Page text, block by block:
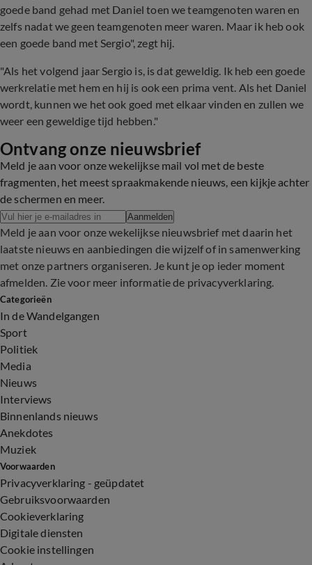
goede band gehad met Daniel toen we teamgenoten waren en
zelfs nadat we geen teamgenoten meer waren. Maar ik heb ook
een goede band met Sergio", zegt hij.
"Als het volgend jaar Sergio is, is dat geweldig. Ik heb een goede
werkrelatie met hem en hij is ook een prima vent. Als het Daniel
wordt, kunnen we het ook goed met elkaar vinden en zullen we
weer een geweldige tijd hebben."
Ontvang onze nieuwsbrief
Meld je aan voor onze wekelijkse mail vol met de beste
fragmenten, het meest spraakmakende nieuws, een kijkje achter
de schermen en meer.
Aanmelden
Meld je aan voor onze wekelijkse nieuwsbrief met daarin het
laatste nieuws en aanbiedingen die wijzelf of in samenwerking
met onze partners organiseren. Je kunt je op ieder moment
afmelden. Zie voor meer informatie de privacyverklaring.
Categorieën
In de Wandelgangen
Sport
Politiek
Media
Nieuws
Interviews
Binnenlands nieuws
Anekdotes
Muziek
Voorwaarden
Privacyverklaring - geüpdatet
Gebruiksvoorwaarden
Cookieverklaring
Digitale diensten
Cookie instellingen